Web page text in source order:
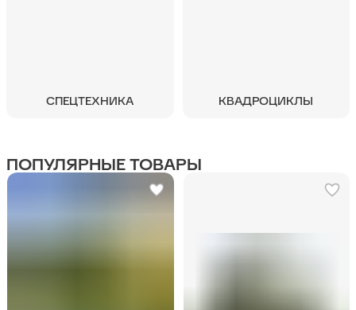
СПЕЦТЕХНИКА КВАДРОЦИКЛЫ
ПОПУЛЯРНЫЕ ТОВАРЫ